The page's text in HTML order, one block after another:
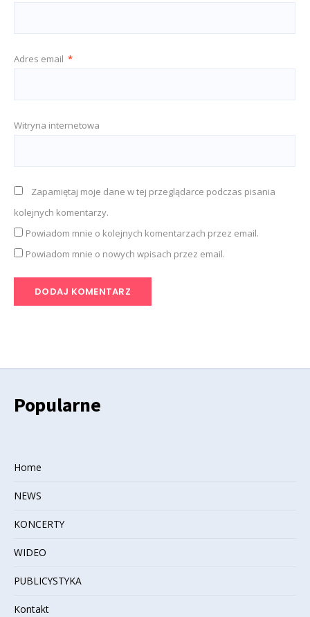
Adres email *
Witryna internetowa
Zapamiętaj moje dane w tej przeglądarce podczas pisania
kolejnych komentarzy.
Powiadom mnie o kolejnych komentarzach przez email.
Powiadom mnie o nowych wpisach przez email.
Popularne
Home
NEWS
KONCERTY
WIDEO
PUBLICYSTYKA
Kontakt